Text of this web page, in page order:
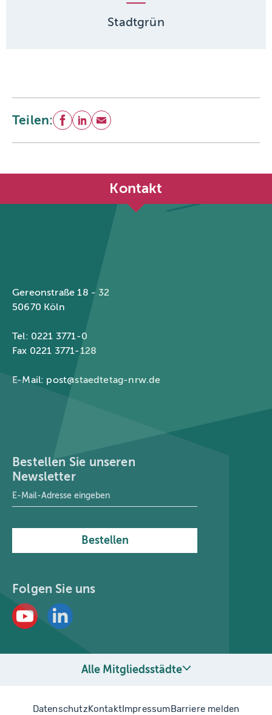
Stadtgrün
Teilen: Facebook
LinkedIn
E-Mail
Kontakt
Gereonstraße 18 - 32
50670 Köln
Tel: 0221 3771-0
Fax 0221 3771-128
E-Mail: post@staedtetag-nrw.de
Bestellen Sie unseren
Newsletter
E-Mail-Adresse
Bestellen
Folgen Sie uns
Alle Mitgliedsstädte
DatenschutzKontaktImpressumBarriere melden